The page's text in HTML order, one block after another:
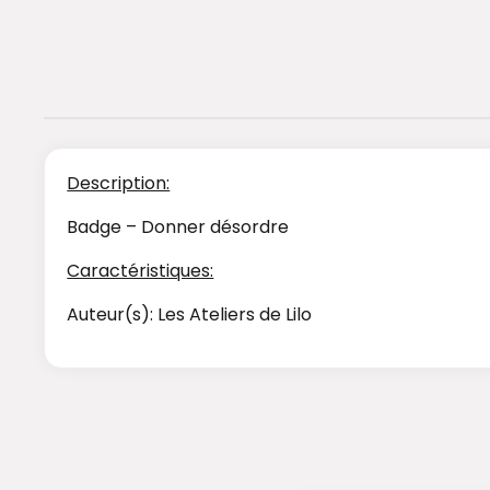
Description:
Badge – Donner désordre
Caractéristiques:
Auteur(s): Les Ateliers de Lilo